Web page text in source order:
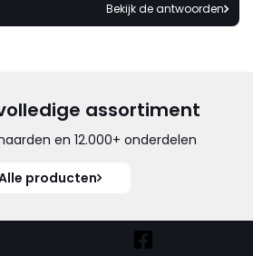
Bekijk de antwoorden
assortiment
en 12.000+ onderdelen
producten